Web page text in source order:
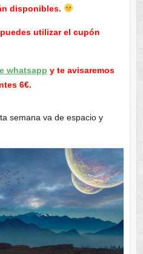
disponibles.
utilizar el cupón
whatsapp y te avisaremos
6€.
semana va de espacio y